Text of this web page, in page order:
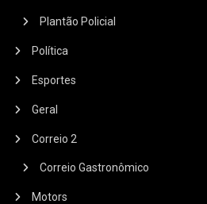
Plantão Policial
Política
Esportes
Geral
Correio 2
Correio Gastronômico
Motors